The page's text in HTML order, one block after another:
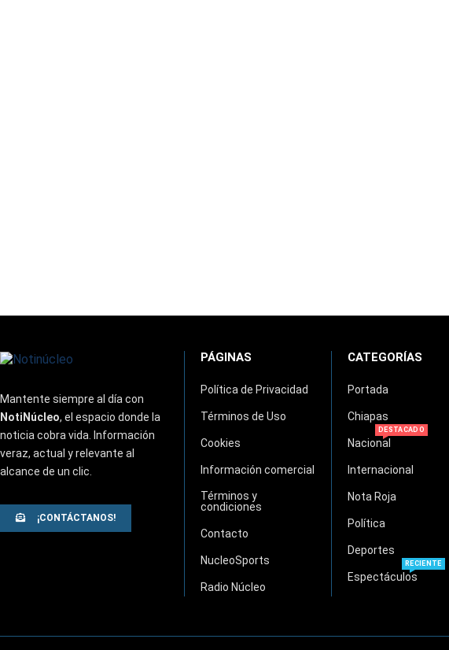
Mantente siempre al día con
NotiNúcleo, el espacio donde la
noticia cobra vida. Información
veraz, actual y relevante al
alcance de un clic.
¡CONTÁCTANOS!
PÁGINAS
Política de Privacidad
Términos de Uso
Cookies
Información comercial
Términos y
condiciones
Contacto
NucleoSports
Radio Núcleo
CATEGORÍAS
Portada
Chiapas
Nacional
DESTACADO
Internacional
Nota Roja
Política
Deportes
Espectáculos
RECIENTE